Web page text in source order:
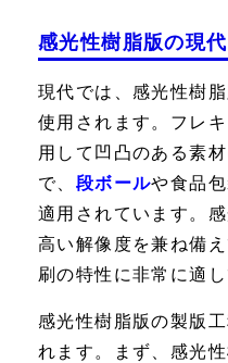
感光性樹脂版の現
現代では、感光性樹
使用されます。フレ
用して凹凸のある素
で、 段ボールや食品
適用されています。
高い解像度を兼ね備
刷の特性に非常に適し
感光性樹脂版の製版
れます。まず、感光